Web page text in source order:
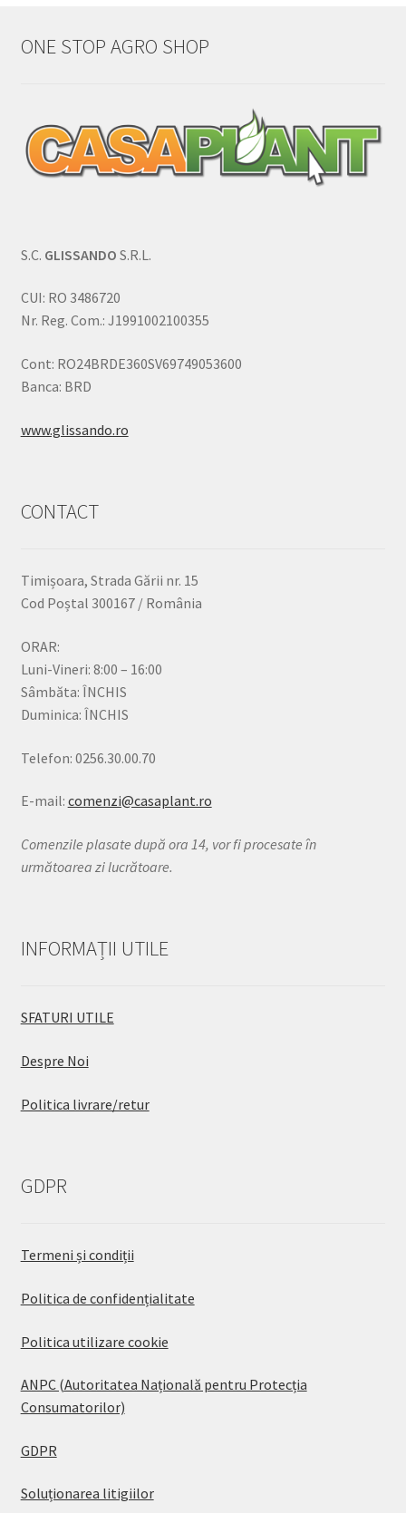
ONE STOP AGRO SHOP
S.C. GLISSANDO S.R.L.
CUI: RO 3486720
Nr. Reg. Com.: J1991002100355
Cont: RO24BRDE360SV69749053600
Banca: BRD
www.glissando.ro
CONTACT
Timișoara, Strada Gării nr. 15
Cod Poștal 300167 / România
ORAR:
Luni-Vineri: 8:00 – 16:00
Sâmbăta: ÎNCHIS
Duminica: ÎNCHIS
Telefon: 0256.30.00.70
E-mail: comenzi@casaplant.ro
Comenzile plasate după ora 14, vor fi procesate în
următoarea zi lucrătoare.
INFORMAȚII UTILE
SFATURI UTILE
Despre Noi
Politica livrare/retur
GDPR
Termeni și condiții
Politica de confidențialitate
Politica utilizare cookie
ANPC (Autoritatea Națională pentru Protecția
Consumatorilor)
GDPR
Soluționarea litigiilor